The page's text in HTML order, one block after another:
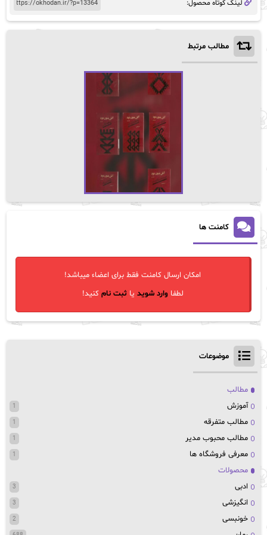
لینک کوتاه محصول:
مطالب مرتبط
کامنت ها
امکان ارسال کامنت فقط برای اعضاء میباشد!
لطفاوارد شوید یاثبت نام کنید!
موضوعات
مطالب
آموزش
1
مطالب متفرقه 1
مطالب محبوب مدیر 1
معرفی فروشگاه ها 1
محصولات
ادبی
3
انگیزشی 3
خونبسی 2